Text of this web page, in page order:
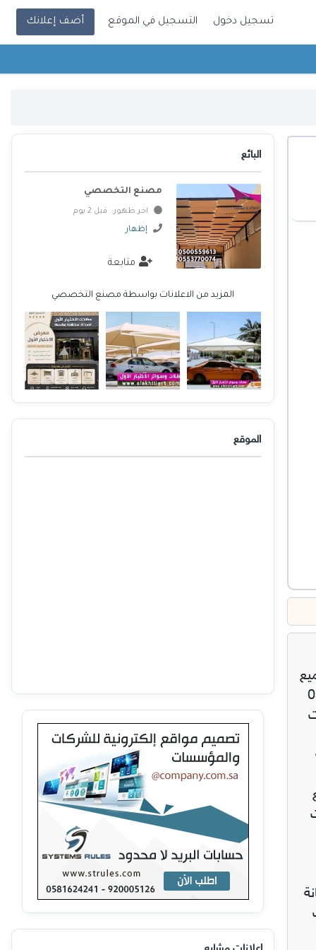
تسجيل دخول التسجيل في الموقع أضف إعلانك
البائع
مصنع التخصصي
اخر ظهور: قبل 2 يوم
إظهار
متابعة
المزيد من الاعلانات بواسطة مصنع التخصصي
الموقع